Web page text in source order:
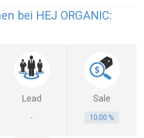
bei HEJ ORGANIC:
Lead Sale
- 10,00 %